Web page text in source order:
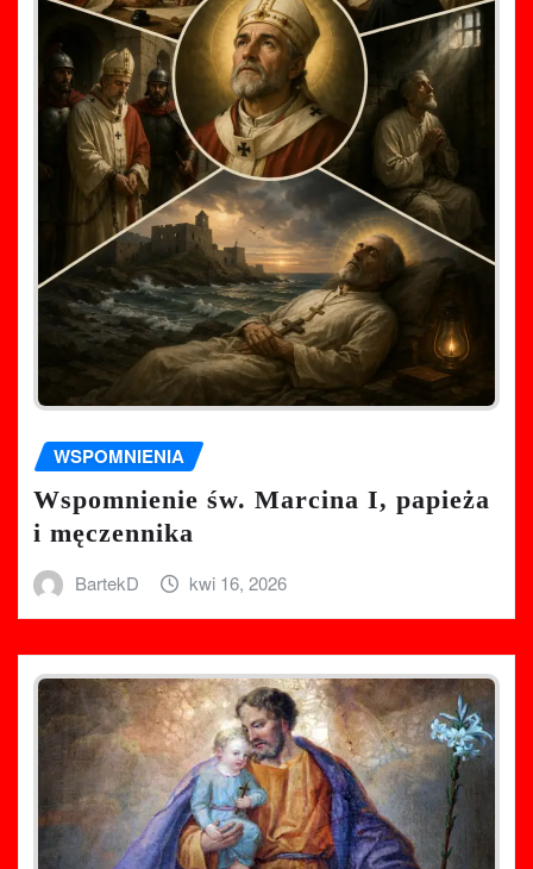
WSPOMNIENIA
Wspomnienie św. Marcina I, papieża
i męczennika
BartekD kwi 16, 2026